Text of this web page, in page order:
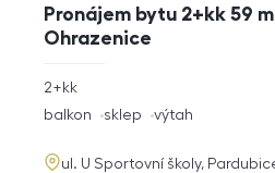
Pronájem bytu 2+kk 59
Ohrazenice
rozměry
dispozice
2+kk
funkce
balkon sklep výtah
adresa
ul. U Sportovní školy,